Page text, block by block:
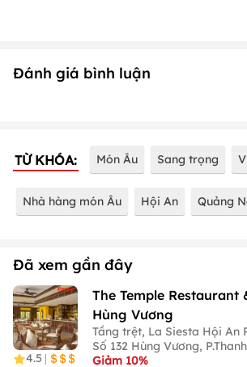
Đánh giá bình luận
TỪ KHÓA: Món Âu Sang trọng
Nhà hàng món Âu Hội An Quảng
Đã xem gần đây
4.5 |
The Temple Restaurant
Hùng Vương
Tầng trệt, La Siesta Hội An
Số 132 Hùng Vương,
Giảm 10%